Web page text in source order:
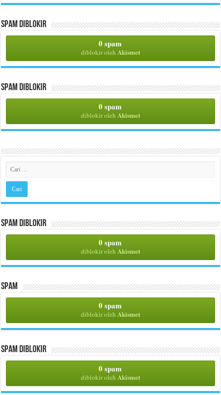
Spam Diblokir
0 spam
diblokir oleh Akismet
Spam Diblokir
0 spam
diblokir oleh Akismet
Spam Diblokir
0 spam
diblokir oleh Akismet
Spam
0 spam
diblokir oleh Akismet
Spam Diblokir
0 spam
diblokir oleh Akismet